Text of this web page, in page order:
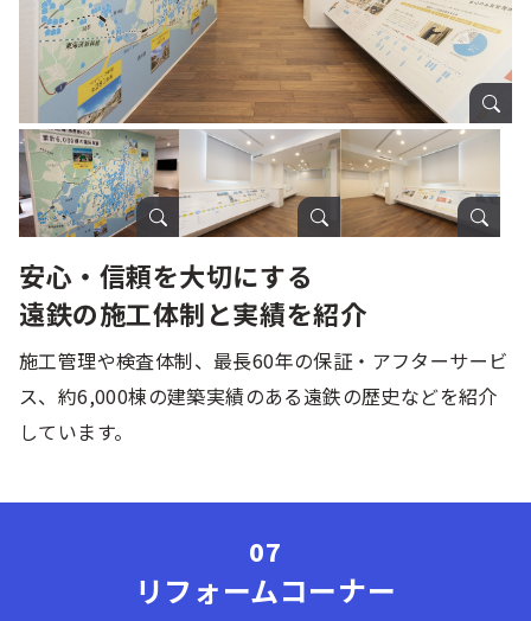
安心・信頼を大切にする
遠鉄の施工体制と実績を紹介
施工管理や検査体制、最長60年の保証・アフターサービ
ス、約6,000棟の建築実績のある遠鉄の歴史などを紹介
しています。
リフォームコーナー